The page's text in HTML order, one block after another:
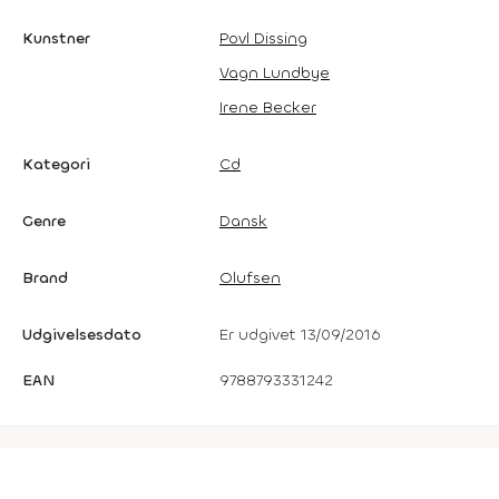
Kunstner
Povl Dissing
Vagn Lundbye
Irene Becker
Kategori Cd
Genre Dansk
Brand Olufsen
Udgivelsesdato Er udgivet 13/09/2016
EAN 9788793331242